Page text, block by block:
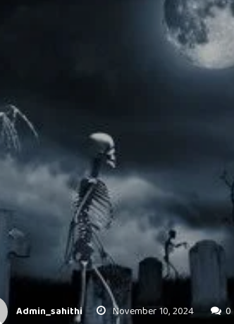
Admin_sahithi November 10, 2024 0